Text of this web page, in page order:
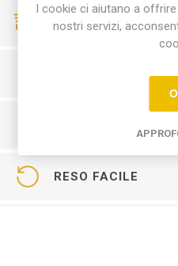
CONSEGNE VELOCI
PAGAMENTI SICURI
RESO FACILE
I cookie ci aiutano a
nostri servizi,